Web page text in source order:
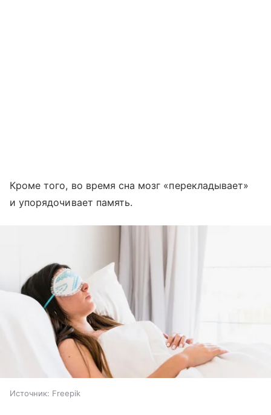
Кроме того, во время сна мозг «перекладывает»
и упорядочивает память.
Источник: Freepik